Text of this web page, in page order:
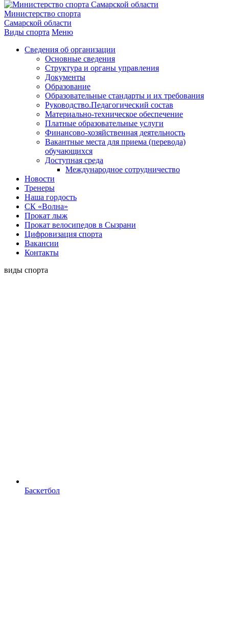
Министерство спорта
Самарской области
Виды спорта Меню
Сведения об организации
Основные сведения
Структура и органы управления
Документы
Образование
Образовательные стандарты и их требования
Руководство.Педагогический состав
Материально-техническое обеспечение
Платные образовательные услуги
Финансово-хозяйственная деятельность
Вакантные места для приема (перевода)
обучающихся
Доступная среда
Международное сотрудничество
Новости
Тренеры
Наша гордость
СК «Волна»
Прокат лыж
Прокат велосипедов в Сызрани
Цифровизация спорта
Вакансии
Контакты
виды спорта
Баскетбол